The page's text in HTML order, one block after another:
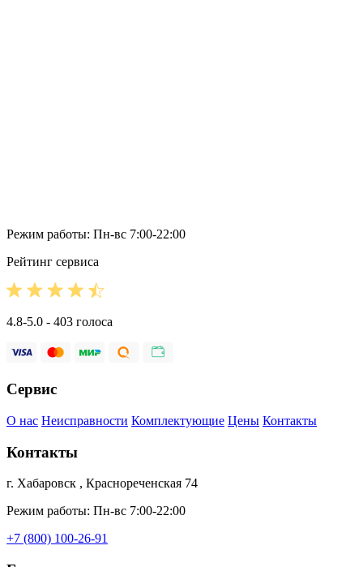
Режим работы: Пн-вс 7:00-22:00
Рейтинг сервиса
4.8-5.0 - 403 голоса
Сервис
О нас Неисправности Комплектующие Цены Контакты
Контакты
г. Хабаровск , Краснореченская 74
Режим работы: Пн-вс 7:00-22:00
+7 (800) 100-26-91